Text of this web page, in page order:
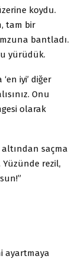
koydu.
tam bir
bantladı.
yürüdük.
iyi’ diğer
Onu
olarak
saçma
rezil,
ayartmaya